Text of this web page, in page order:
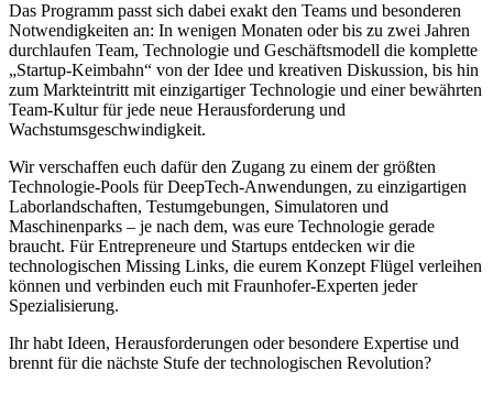
Das Programm passt sich dabei exakt den Teams und besonderen
Notwendigkeiten an: In wenigen Monaten oder bis zu zwei Jahren
durchlaufen Team, Technologie und Geschäftsmodell die komplette
„Startup-Keimbahn“ von der Idee und kreativen Diskussion, bis hin
zum Markteintritt mit einzigartiger Technologie und einer bewährten
Team-Kultur für jede neue Herausforderung und
Wachstumsgeschwindigkeit.
Wir verschaffen euch dafür den Zugang zu einem der größten
Technologie-Pools für DeepTech-Anwendungen, zu einzigartigen
Laborlandschaften, Testumgebungen, Simulatoren und
Maschinenparks – je nach dem, was eure Technologie gerade
braucht. Für Entrepreneure und Startups entdecken wir die
technologischen Missing Links, die eurem Konzept Flügel verleihen
können und verbinden euch mit Fraunhofer-Experten jeder
Spezialisierung.
Ihr habt Ideen, Herausforderungen oder besondere Expertise und
brennt für die nächste Stufe der technologischen Revolution?